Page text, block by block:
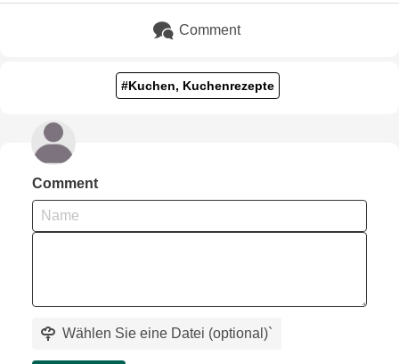
Comment
#Kuchen, Kuchenrezepte
Comment
Wählen Sie eine Datei (optional)`